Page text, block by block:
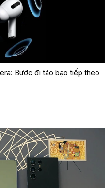
Bước đi táo bạo tiếp theo